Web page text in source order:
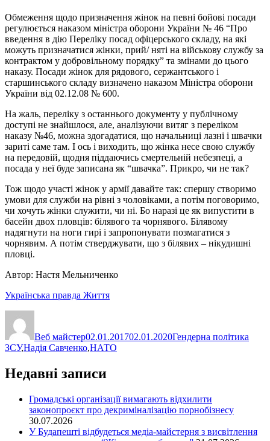
Обмеження щодо призначення жінок на певні бойові посади
регулюється наказом міністра оборони України № 46 “Про
введення в дію Переліку посад офіцерського складу, на які
можуть призначатися жінки, прий/ няті на військову службу за
контрактом у добровільному порядку” та змінами до цього
наказу. Посади жінок для рядового, сержантського і
старшинського складу визначено наказом Міністра оборони
України від 02.12.08 № 600.
На жаль, переліку з останнього документу у публічному
доступі не знайшлося, але, аналізуючи витяг з переліком
наказу №46, можна здогадатися, що начальниці лазні і швачки
зариті саме там. І ось і виходить, що жінка несе свою службу
на передовій, щодня піддаючись смертельній небезпеці, а
посада у неї буде записана як “швачка”. Прикро, чи не так?
Тож щодо участі жінок у армії давайте так: спершу створимо
умови для служби на рівні з чоловіками, а потім поговоримо,
чи хочуть жінки служити, чи ні. Бо наразі це як випустити в
басейн двох пловців: білявого та чорнявого. Білявому
надягнути на ноги гирі і запропонувати позмагатися з
чорнявим. А потім стверджувати, що з білявих – нікудишні
пловці.
Автор: Настя Мельниченко
Українська правда Життя
Веб майстер02.01.201702.01.2020Гендерна політика
ЗСУ,Надія Савченко,НАТО
Недавні записи
Громадські організації вимагають відхилити
законопроєкт про декриміналізацію порнобізнесу
30.07.2026
У Будапешті відбудеться медіа-майстерня з висвітлення